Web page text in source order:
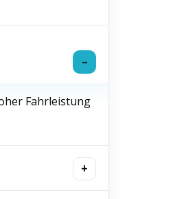
Fahrleistung